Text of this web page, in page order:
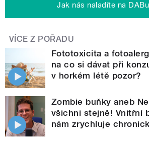
Jak nás naladíte na DABu
VÍCE Z POŘADU
Fototoxicita a
na co si dávat při
v horkém létě pozor?
Zombie buňky aneb
všichni stejně! Vnitřní
nám zrychluje